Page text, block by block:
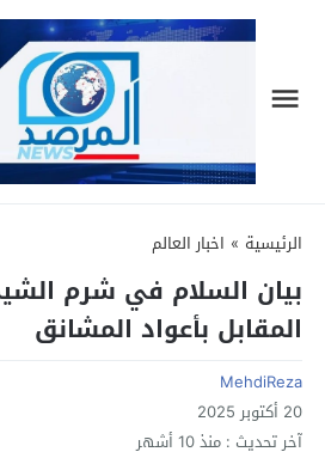
الرئيسية » اخبار العالم
بيان السلام في شرم
المقابل بأعواد المشانق
MehdiReza
20 أكتوبر 2025
آخر تحديث : منذ 10 أشهر